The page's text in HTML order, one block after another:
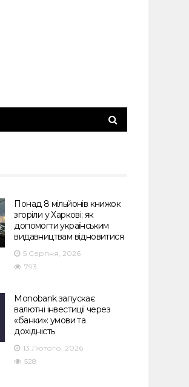
Понад 8 мільйонів книжок
згоріли у Харкові: як
допомогти українським
видавництвам відновитися
5 Серпня, 2026
793
Monobank запускає
валютні інвестиції через
«банки»: умови та
дохідність
13 Лютого, 2026
528